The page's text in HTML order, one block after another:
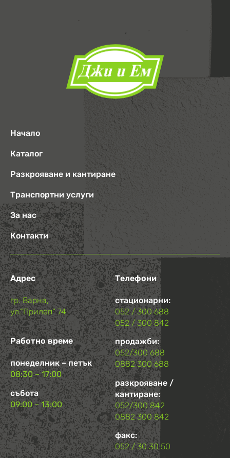
Начало
Каталог
Разкрояване и кантиране
Транспортни услуги
За нас
Контакти
Адрес
гр. Варна,
ул.“Прилеп“ 74
Работно време
понеделник – петък
08:30 – 17:00
събота
09:00 – 13:00
Телефони
стационарни:
052 / 300 688
052 / 300 842
продажби:
052/300 688
0882 300 688
разкрояване /
кантиране:
052/300 842
0882 300 842
факс:
052 / 30 30 50